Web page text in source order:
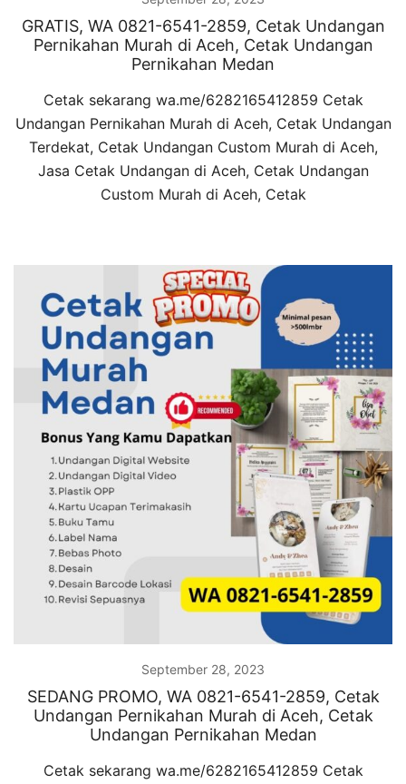
GRATIS, WA 0821-6541-2859, Cetak Undangan
Pernikahan Murah di Aceh, Cetak Undangan
Pernikahan Medan
Cetak sekarang wa.me/6282165412859 Cetak
Undangan Pernikahan Murah di Aceh, Cetak Undangan
Terdekat, Cetak Undangan Custom Murah di Aceh,
Jasa Cetak Undangan di Aceh, Cetak Undangan
Custom Murah di Aceh, Cetak
September 28, 2023
SEDANG PROMO, WA 0821-6541-2859, Cetak
Undangan Pernikahan Murah di Aceh, Cetak
Undangan Pernikahan Medan
Cetak sekarang wa.me/6282165412859 Cetak